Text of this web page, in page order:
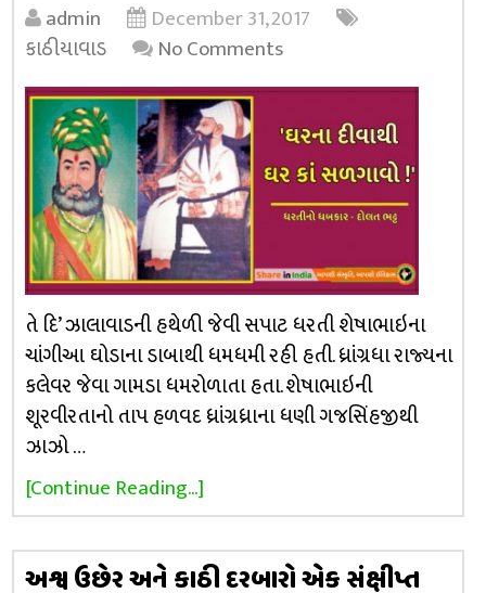
admin
December 31, 2017
કાઠીયાવાડ
No Comments
તે દિ’ ઝાલાવાડની હથેળી જેવી સપાટ ધરતી શેષાભાઇના
ચાંગીઆ ઘોડાના ડાબાથી ધમધમી રહી હતી. ધ્રાંગ્રધા રાજ્યના
કલેવર જેવા ગામડા ધમરોળાતા હતા. શેષાભાઇની
શૂરવીરતાનો તાપ હળવદ ધ્રાંગ્રધ્રાના ધણી ગજસિંહજીથી
ઝાઝો …
[Continue Reading...]
અશ્વ ઉછેર અને કાઠી દરબારો એક સંક્ષીપ્ત